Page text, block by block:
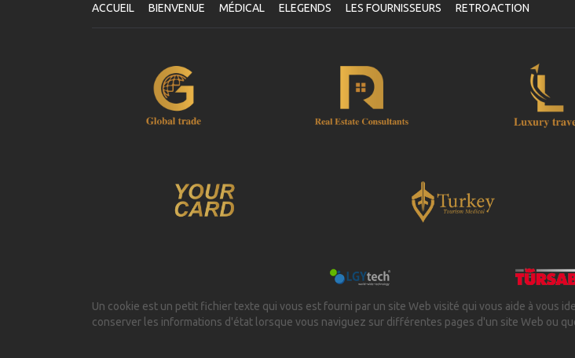
ACCUEIL BIENVENUE MÉDICAL ELEGENDS LES FOURNISSEURS RETROACTION
Un cookie est un petit fichier texte qui vous est fourni par un site Web visité qui vous aide à vous
conserver les informations d'état lorsque vous naviguez sur différentes pages d'un site Web ou